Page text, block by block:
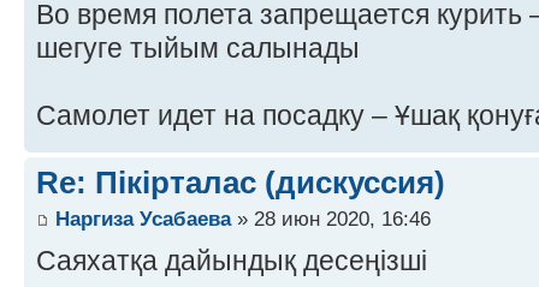
Во время полета запрещается курить
шегуге тыйым салынады
Самолет идет на посадку – Ұшақ
Re: Пікірталас (дискуссия)
Наргиза Усабаева» 28 июн 2020, 16:46
Саяхатқа дайындық десеңізші